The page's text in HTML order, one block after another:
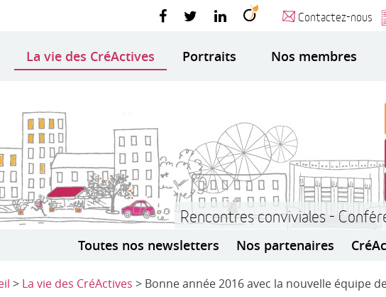
Contactez-nous
La vie des CréActives Portraits Nos membres
Rencontres conviviales -
Toutes nos newsletters Nos partenaires
> La vie des CréActives > Bonne année 2016 avec la nouvelle équipe